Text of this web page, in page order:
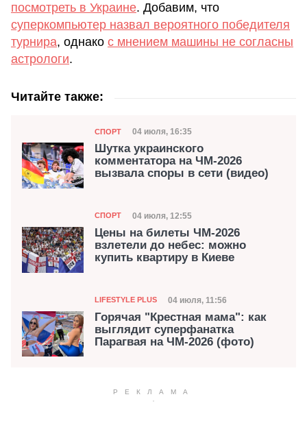
посмотреть в Украине. Добавим, что
суперкомпьютер назвал вероятного победителя
турнира, однако с мнением машины не согласны
астрологи.
Читайте также:
Категория
СПОРТ Дата публикации
04 июля, 16:35
Шутка украинского
комментатора на ЧМ-2026
вызвала споры в сети (видео)
Категория
СПОРТ Дата публикации
04 июля, 12:55
Цены на билеты ЧМ-2026
взлетели до небес: можно
купить квартиру в Киеве
Категория
LIFESTYLE PLUS Дата публикации
04 июля, 11:56
Горячая "Крестная мама": как
выглядит суперфанатка
Парагвая на ЧМ-2026 (фото)